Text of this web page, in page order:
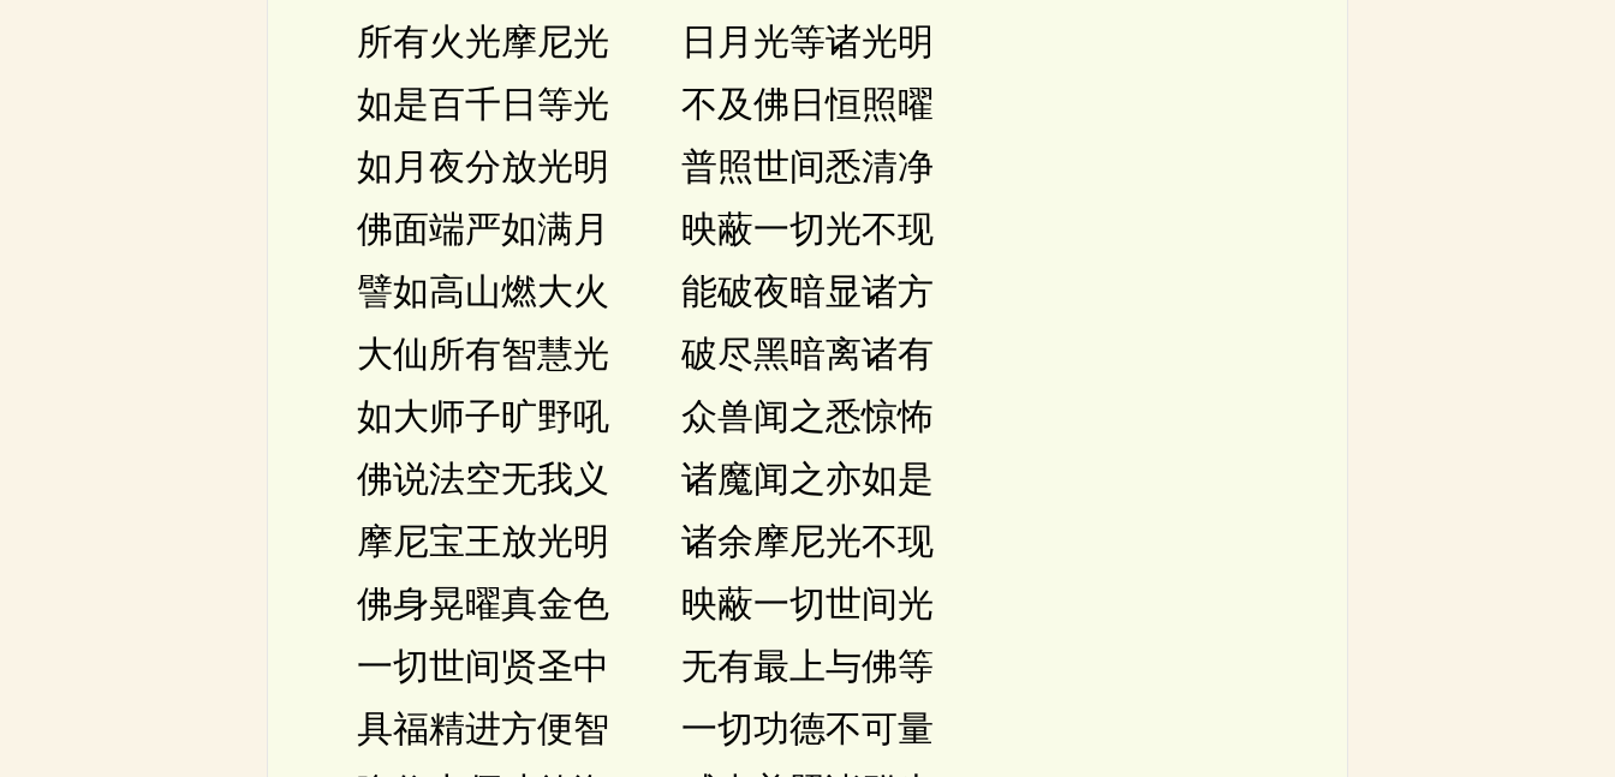
所有火光摩尼光 日月光等诸光明
如是百千日等光 不及佛日恒照曜
如月夜分放光明 普照世间悉清净
佛面端严如满月 映蔽一切光不现
譬如高山燃大火 能破夜暗显诸方
大仙所有智慧光 破尽黑暗离诸有
如大师子旷野吼 众兽闻之悉惊怖
佛说法空无我义 诸魔闻之亦如是
摩尼宝王放光明 诸余摩尼光不现
佛身晃曜真金色 映蔽一切世间光
一切世间贤圣中 无有最上与佛等
具福精进方便智 一切功德不可量